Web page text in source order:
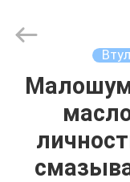
ДОМ
ПРОДУКТЫ
Reserved.